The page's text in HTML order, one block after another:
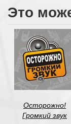
Это
Осторожно!
Громкий звук